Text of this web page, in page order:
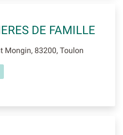
DE FAMILLE
Mongin, 83200, Toulon